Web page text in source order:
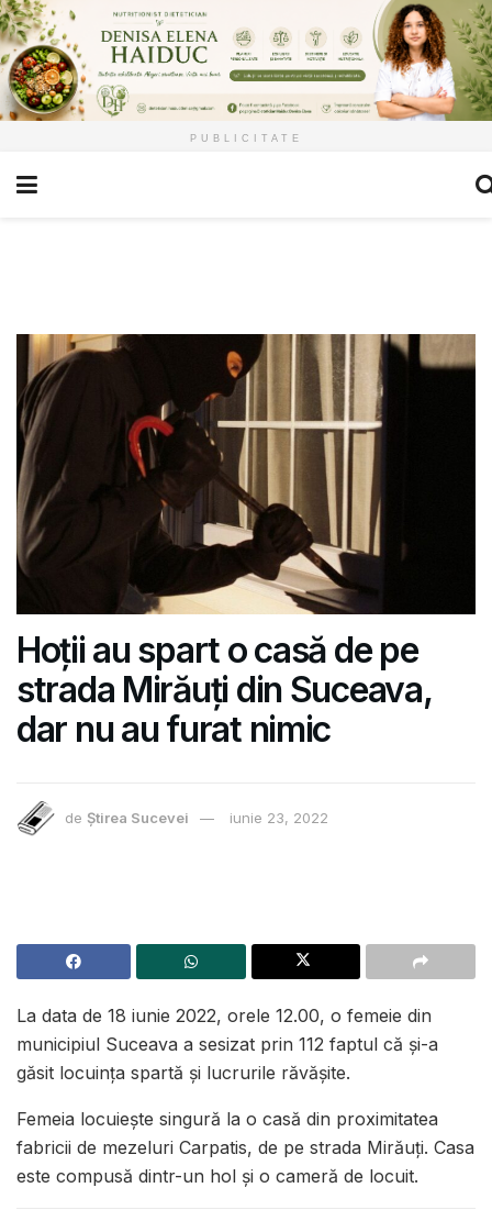
PUBLICITATE
Hoții au spart o casă de pe
strada Mirăuți din Suceava,
dar nu au furat nimic
de Știrea Sucevei iunie 23, 2022
La data de 18 iunie 2022, orele 12.00, o femeie din
municipiul Suceava a sesizat prin 112 faptul că și-a
găsit locuința spartă și lucrurile răvășite.
Femeia locuiește singură la o casă din proximitatea
fabricii de mezeluri Carpatis, de pe strada Mirăuți. Casa
este compusă dintr-un hol și o cameră de locuit.